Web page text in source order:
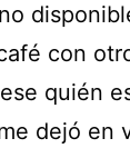
con
quién
dejó en